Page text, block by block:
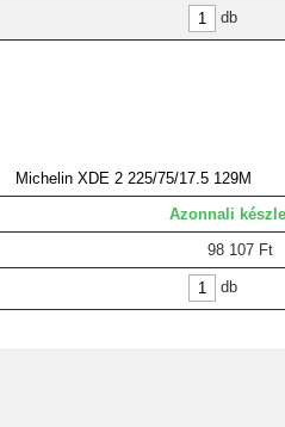
db
Michelin XDE 2 225/75/17.5 129M
Azonnali
98 107 Ft
db